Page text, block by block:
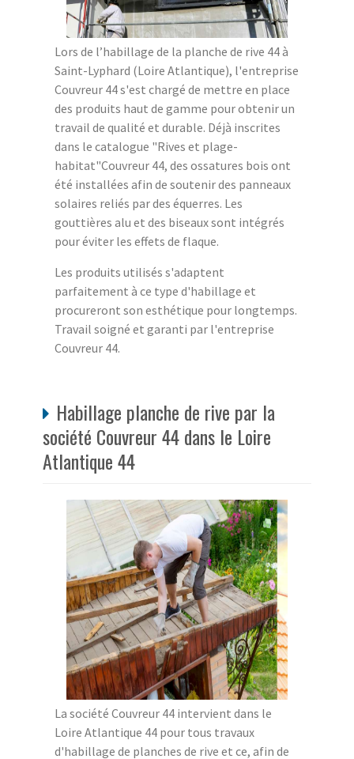
Lors de l’habillage de la planche de rive 44 à
Saint-Lyphard (Loire Atlantique), l'entreprise
Couvreur 44 s'est chargé de mettre en place
des produits haut de gamme pour obtenir un
travail de qualité et durable. Déjà inscrites
dans le catalogue "Rives et plage-
habitat"Couvreur 44, des ossatures bois ont
été installées afin de soutenir des panneaux
solaires reliés par des équerres. Les
gouttières alu et des biseaux sont intégrés
pour éviter les effets de flaque.
Les produits utilisés s'adaptent
parfaitement à ce type d'habillage et
procureront son esthétique pour longtemps.
Travail soigné et garanti par l'entreprise
Couvreur 44.
Habillage planche de rive par la
société Couvreur 44 dans le Loire
Atlantique 44
La société Couvreur 44 intervient dans le
Loire Atlantique 44 pour tous travaux
d'habillage de planches de rive et ce, afin de